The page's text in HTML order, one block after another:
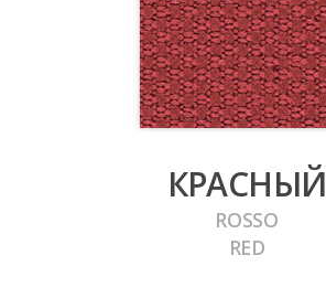
КРАСНЫЙ
ROSSO
RED